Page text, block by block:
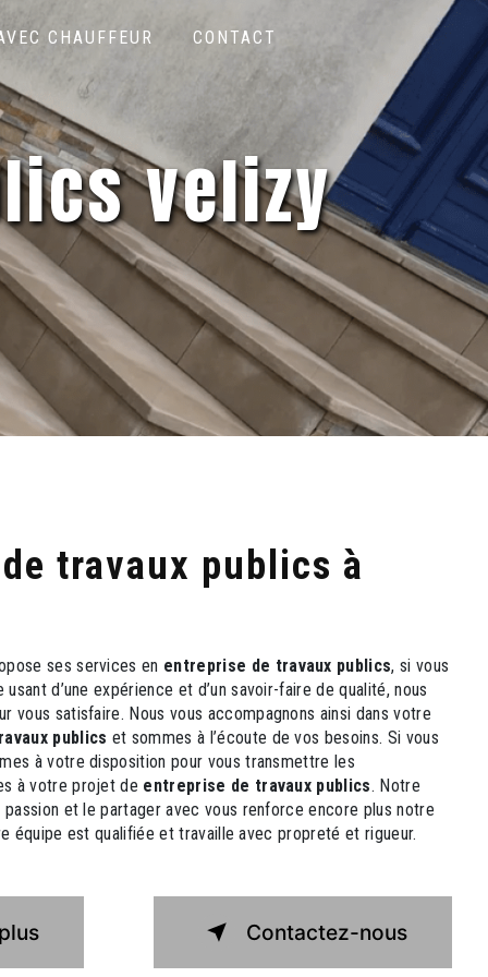
CHAUFFEUR CONTACT
velizy
ses services en entreprise de travaux publics, si vous
usant d’une expérience et d’un savoir-faire de qualité, nous
vous satisfaire. Nous vous accompagnons ainsi dans votre
publics et sommes à l’écoute de vos besoins. Si vous
à votre disposition pour vous transmettre les
à votre projet de entreprise de travaux publics. Notre
et le partager avec vous renforce encore plus notre
équipe est qualifiée et travaille avec propreté et rigueur.
Contactez-nous